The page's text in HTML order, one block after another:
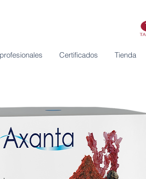
Certificados Tienda